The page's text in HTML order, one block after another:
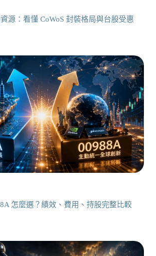
源：看懂 CoWoS 封裝格局與台股受惠
怎麼選？績效、費用、持股完整比較